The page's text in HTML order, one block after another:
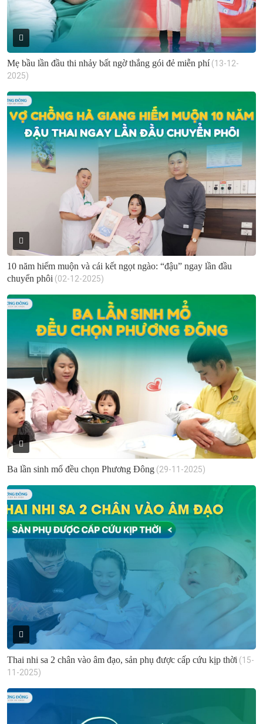
Mẹ bầu lần đầu thi nhảy bất ngờ thắng gói đẻ miễn phí (13-12-
2025)
10 năm hiếm muộn và cái kết ngọt ngào: “đậu” ngay lần đầu
chuyển phôi (02-12-2025)
Ba lần sinh mổ đều chọn Phương Đông (29-11-2025)
Thai nhi sa 2 chân vào âm đạo, sản phụ được cấp cứu kịp thời (15-
11-2025)